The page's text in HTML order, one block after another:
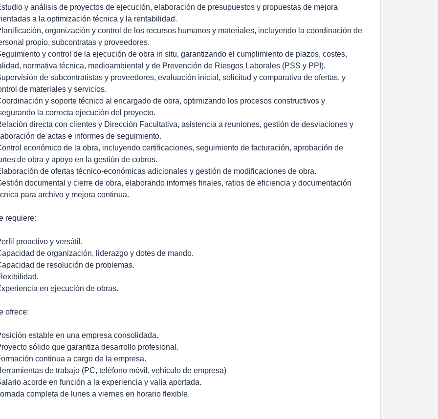
y análisis de proyectos de ejecución, elaboración de presupuestos y propuestas de mejora
a la optimización técnica y la rentabilidad.
organización y control de los recursos humanos y materiales, incluyendo la coordinación de
propio, subcontratas y proveedores.
y control de la ejecución de obra in situ, garantizando el cumplimiento de plazos, costes,
normativa técnica, medioambiental y de Prevención de Riesgos Laborales (PSS y PPI).
de subcontratistas y proveedores, evaluación inicial, solicitud y comparativa de ofertas, y
de materiales y servicios.
y soporte técnico al encargado de obra, optimizando los procesos constructivos y
la correcta ejecución del proyecto.
directa con clientes y Dirección Facultativa, asistencia a reuniones, gestión de desviaciones y
de actas e informes de seguimiento.
económico de la obra, incluyendo certificaciones, seguimiento de facturación, aprobación de
de obra y apoyo en la gestión de cobros.
de ofertas técnico-económicas adicionales y gestión de modificaciones de obra.
documental y cierre de obra, elaborando informes finales, ratios de eficiencia y documentación
para archivo y mejora continua.
requiere:
proactivo y versátil.
de organización, liderazgo y dotes de mando.
de resolución de problemas.
en ejecución de obras.
ofrece:
estable en una empresa consolidada.
sólido que garantiza desarrollo profesional.
continua a cargo de la empresa.
de trabajo (PC, teléfono móvil, vehículo de empresa)
acorde en función a la experiencia y valía aportada.
completa de lunes a viernes en horario flexible.